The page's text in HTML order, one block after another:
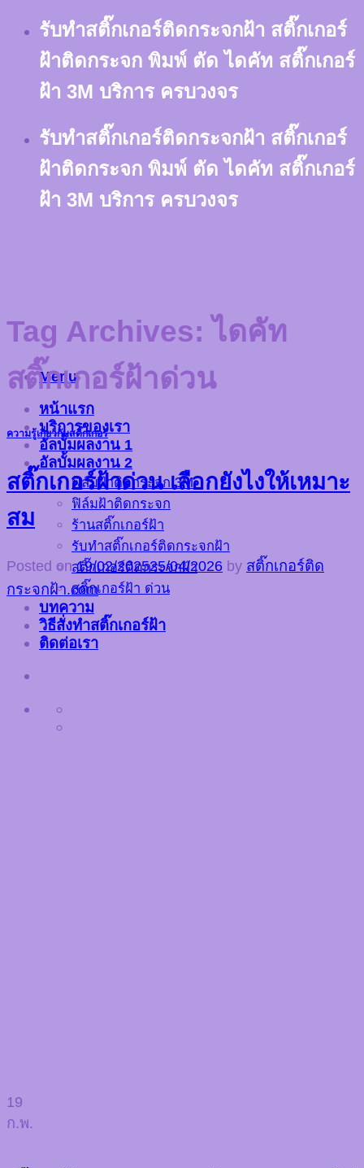
content
รับทำสติ๊กเกอร์ติดกระจกฝ้า สติ๊กเกอร์
ฝ้าติดกระจก พิมพ์ ตัด ไดคัท สติ๊กเกอร์
ฝ้า 3M บริการ ครบวงจร
รับทำสติ๊กเกอร์ติดกระจกฝ้า สติ๊กเกอร์
ฝ้าติดกระจก พิมพ์ ตัด ไดคัท สติ๊กเกอร์
ฝ้า 3M บริการ ครบวงจร
Menu
หน้าแรก
บริการของเรา
อัลบั้มผลงาน 1
อัลบั้มผลงาน 2
ฟิล์มฝ้าติดกระจก 3M
ฟิล์มฝ้าติดกระจก
ร้านสติ๊กเกอร์ฝ้า
รับทำสติ๊กเกอร์ติดกระจกฝ้า
สติ๊กเกอร์ติดกระจกฝ้า
สติ๊กเกอร์ฝ้า ด่วน
บทความ
วิธีสั่งทำสติ๊กเกอร์ฝ้า
ติดต่อเรา
Tag Archives:ไดคัท
สติ๊กเกอร์ฝ้าด่วน
ความรู้เกี่ยวกับสติ๊กเกอร์
สติ๊กเกอร์ฝ้าด่วน เลือกยังไงให้เหมาะ
สม
Posted on19/02/202525/04/2026 by สติ๊กเกอร์ติด
กระจกฝ้า.com
19
ก.พ.